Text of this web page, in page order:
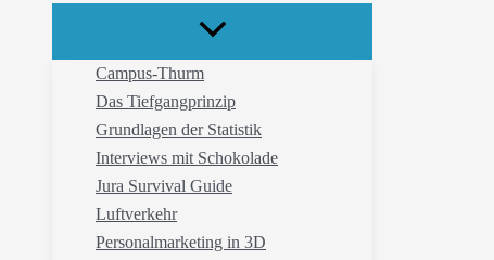
Campus-Thurm
Das Tiefgangprinzip
Grundlagen der Statistik
Interviews mit Schokolade
Jura Survival Guide
Luftverkehr
Personalmarketing in 3D